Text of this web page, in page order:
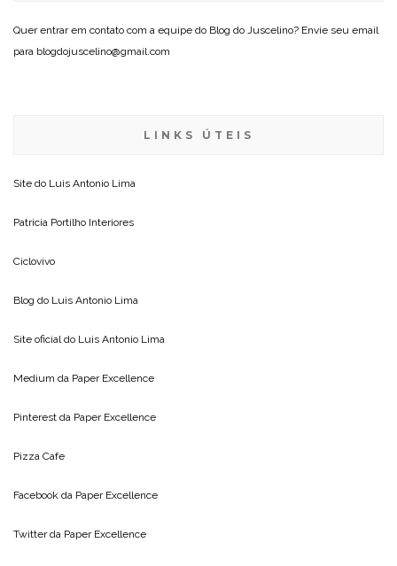
Quer entrar em contato com a equipe do Blog do Juscelino? Envie seu email
para blogdojuscelino@gmail.com
LINKS ÚTEIS
Site do Luis Antonio Lima
Patricia Portilho Interiores
Ciclovivo
Blog do Luis Antonio Lima
Site oficial do Luis Antonio Lima
Medium da Paper Excellence
Pinterest da Paper Excellence
Pizza Cafe
Facebook da Paper Excellence
Twitter da Paper Excellence